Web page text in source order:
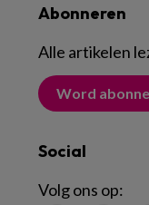
Abonneren
Alle artikelen
Word
Social
Volg ons op: